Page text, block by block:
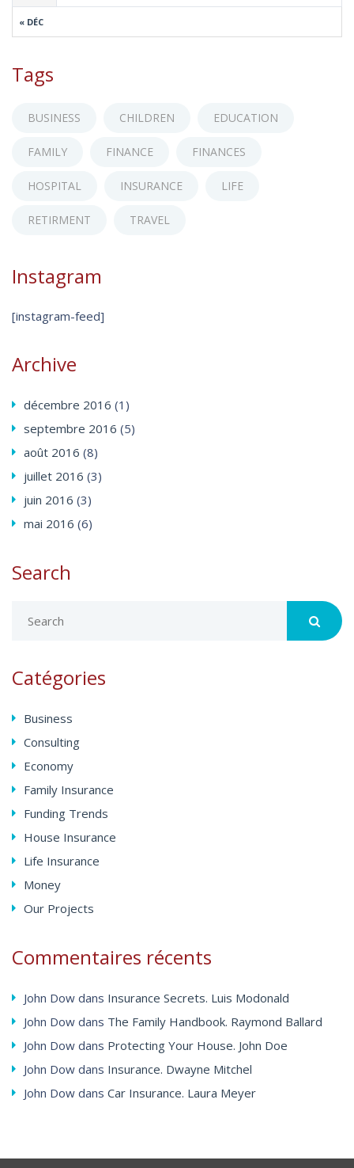
« DÉC
Tags
BUSINESS CHILDREN EDUCATION
FAMILY FINANCE FINANCES
HOSPITAL INSURANCE LIFE
RETIRMENT TRAVEL
Instagram
[instagram-feed]
Archive
décembre 2016 (1)
septembre 2016 (5)
août 2016 (8)
juillet 2016 (3)
juin 2016 (3)
mai 2016 (6)
Search
Catégories
Business
Consulting
Economy
Family Insurance
Funding Trends
House Insurance
Life Insurance
Money
Our Projects
Commentaires récents
John Dow dans Insurance Secrets. Luis Modonald
John Dow dans The Family Handbook. Raymond Ballard
John Dow dans Protecting Your House. John Doe
John Dow dans Insurance. Dwayne Mitchel
John Dow dans Car Insurance. Laura Meyer